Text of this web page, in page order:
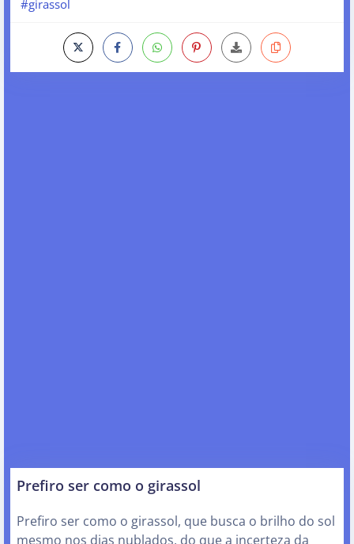
#girassol
Prefiro ser como o girassol
Prefiro ser como o girassol, que busca o brilho do sol
mesmo nos dias nublados, do que a incerteza da